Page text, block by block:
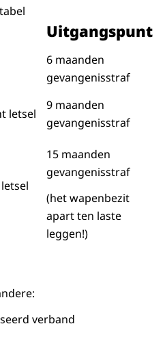
tabel
Uitgangspunt
6 maanden
gevangenisstraf
letsel
9 maanden
gevangenisstraf
15 maanden
gevangenisstraf
(het wapenbezit
apart ten laste
leggen!)
verband